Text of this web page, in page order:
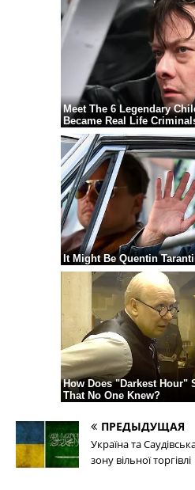
ПРЕДЫДУЩАЯ
Україна та
зону вільної торгівлі